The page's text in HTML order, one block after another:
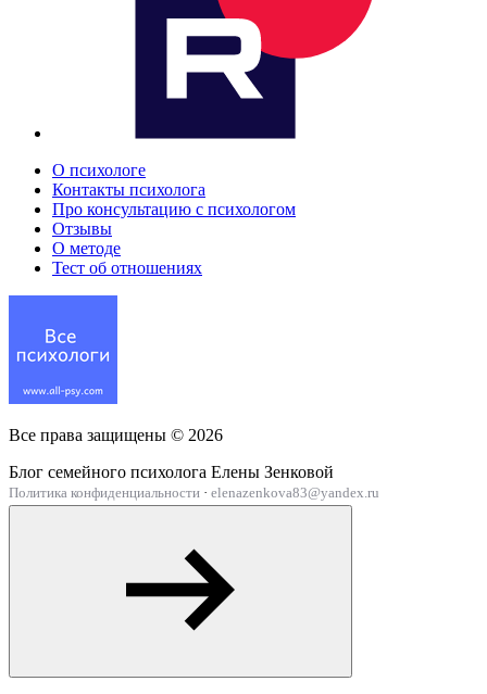
О психологе
Контакты психолога
Про консультацию с психологом
Отзывы
О методе
Тест об отношениях
Все права защищены © 2026
Блог семейного психолога Елены Зенковой
Политика конфиденциальности · elenazenkova83@yandex.ru